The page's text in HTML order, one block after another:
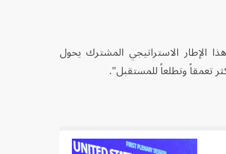
الإطار الاستراتيجي المشترك يحول
تعمقاً وتطلعاً للمستقبل".